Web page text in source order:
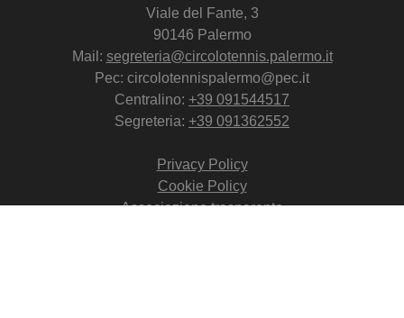
Viale del Fante, 3
90146 Palermo
Mail: segreteria@circolotennis.palermo.it
Pec: circolotennispalermo@pec.it
Centralino: +39 091544517
Segreteria: +39 091362552
Privacy Policy
Cookie Policy
Associazione trasparente